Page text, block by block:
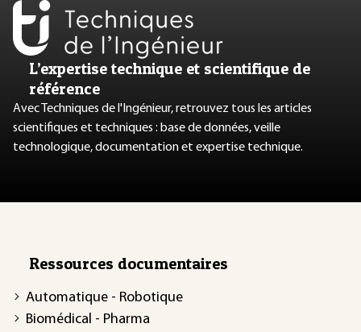
L’expertise technique et scientifique de
référence
Avec Techniques de l'Ingénieur, retrouvez tous les articles
scientifiques et techniques : base de données, veille
technologique, documentation et expertise technique.
Ressources documentaires
Automatique - Robotique
Biomédical - Pharma